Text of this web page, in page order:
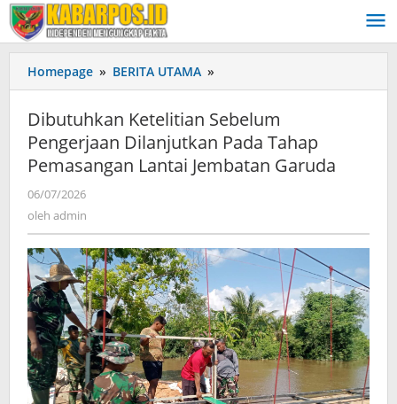
Lewati
ke
konten
Homepage » BERITA UTAMA »
Ketelitian
Sebelum
Pengerjaan
Dilanjutkan
Pada
Jembatan
Garuda
Dibutuhkan Ketelitian Sebelum
Pengerjaan Dilanjutkan Pada Tahap
Pemasangan Lantai Jembatan Garuda
06/07/2026
oleh admin